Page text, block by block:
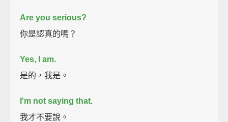
Are you serious?
你是認真的嗎？
Yes, I am.
是的，我是。
I'm not saying that.
我才不要說。